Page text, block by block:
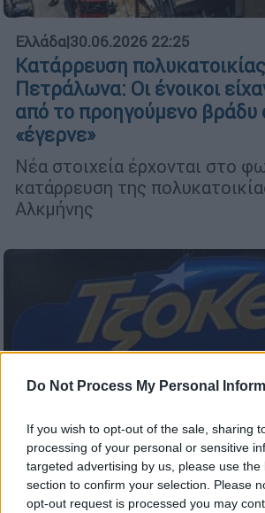
Do Not Process My Personal
If you wish to opt-out of the sale, sharing
processing of your personal or sensitive
targeted advertising by us, please use the
section to confirm your selection. Please
opt-out request is processed you may
Ελλάδα|30.06.2026 22:25
Κατάρρευση
Πετράλωνα: Οι ένοικοι
από το προηγούμενο βράδυ
«έγερνε»
Νέα στοιχεία έρχονται στο
κατάρρευση της
Αλκμήνης